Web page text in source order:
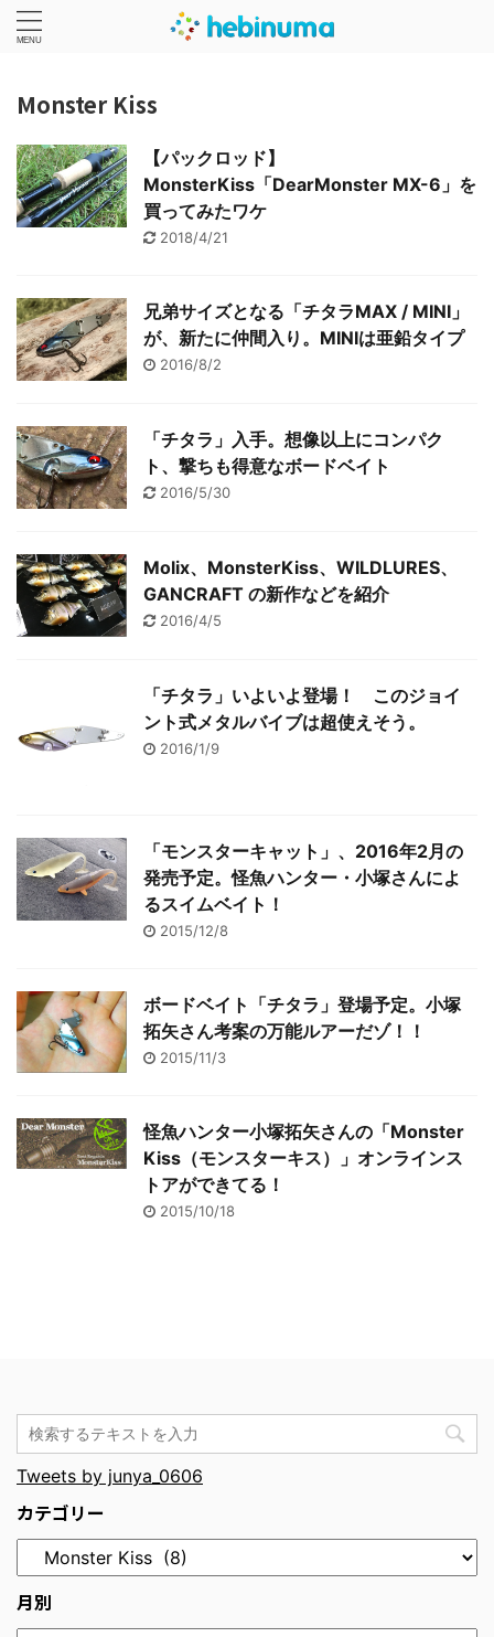
Monster Kiss
【パックロッド】
MonsterKiss「DearMonster MX-6」を
買ってみたワケ
2018/4/21
兄弟サイズとなる「チタラMAX / MINI」
が、新たに仲間入り。MINIは亜鉛タイプ
2016/8/2
「チタラ」入手。想像以上にコンパク
ト、撃ちも得意なボードベイト
2016/5/30
Molix、MonsterKiss、WILDLURES、
GANCRAFT の新作などを紹介
2016/4/5
「チタラ」いよいよ登場！ このジョイ
ント式メタルバイブは超使えそう。
2016/1/9
「モンスターキャット」、2016年2月の
発売予定。怪魚ハンター・小塚さんによ
るスイムベイト！
2015/12/8
ボードベイト「チタラ」登場予定。小塚
拓矢さん考案の万能ルアーだゾ！！
2015/11/3
怪魚ハンター小塚拓矢さんの「Monster
Kiss（モンスターキス）」オンラインス
トアができてる！
2015/10/18
Tweets by junya_0606
カテゴリー
月別